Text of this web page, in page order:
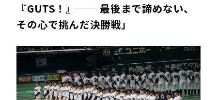
『GUTS！』── 最後まで諦めない、
その心で挑んだ決勝戦」